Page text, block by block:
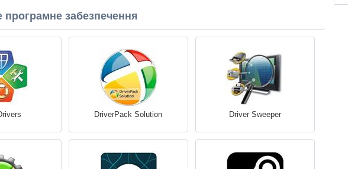
програмне забезпечення
DriverPack Solution Driver Sweeper